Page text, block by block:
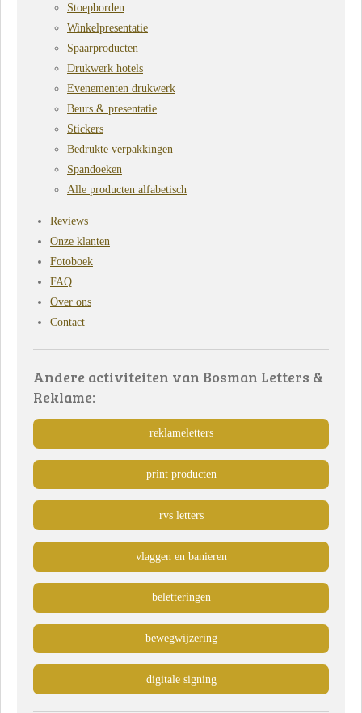
Stoepborden
Winkelpresentatie
Spaarproducten
Drukwerk hotels
Evenementen drukwerk
Beurs & presentatie
Stickers
Bedrukte verpakkingen
Spandoeken
Alle producten alfabetisch
Reviews
Onze klanten
Fotoboek
FAQ
Over ons
Contact
Andere activiteiten van Bosman Letters &
Reklame:
reklameletters
print producten
rvs letters
vlaggen en banieren
beletteringen
bewegwijzering
digitale signing